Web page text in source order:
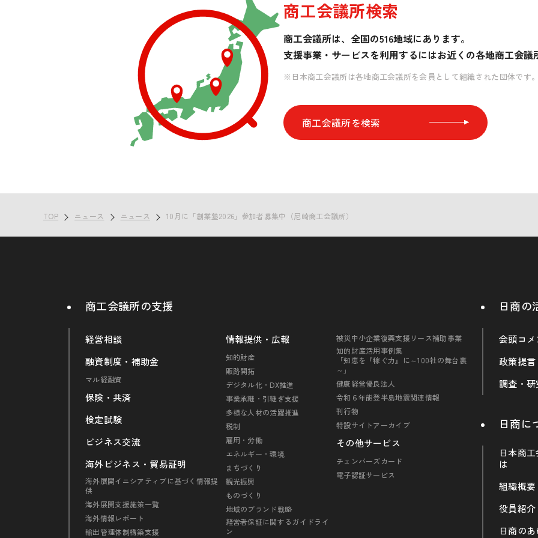
商工会議所検索
商工会議所は、全国の516地域にあります。
支援事業・サービスを利用するにはお近くの各地商工会議
※日本商工会議所は各地商工会議所を会員として組織された団体です。
商工会議所を検索
TOP ニュース ニュース 10月に「創業塾2026」参加者募集中（尼崎商工会議所）
商工会議所の支援
経営相談
融資制度・補助金
マル経融資
保険・共済
検定試験
ビジネス交流
海外ビジネス・貿易証明
海外展開イニシアティブに基づく情報提
供
海外展開支援施策一覧
海外情報レポート
輸出管理体制構築支援
情報提供・広報
知的財産
販路開拓
デジタル化・DX推進
事業承継・引継ぎ支援
多様な人材の活躍推進
税制
雇用・労働
エネルギー・環境
まちづくり
観光振興
ものづくり
地域のブランド戦略
経営者保証に関するガイドライ
ン
被災中小企業復興支援リース補助事業
知的財産活用事例集
「知恵を『稼ぐ力』に～100社の舞台裏
～」
健康経営優良法人
令和６年能登半島地震関連情報
刊行物
特設サイトアーカイブ
その他サービス
チェンバーズカード
電子認証サービス
日商の
会頭コメ
政策提言
調査・研
日商に
日本商
は
組織概要
役員紹介
日商の